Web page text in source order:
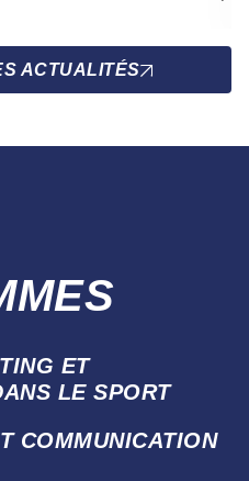
ACTUALITÉS
ET
LE SPORT
COMMUNICATION